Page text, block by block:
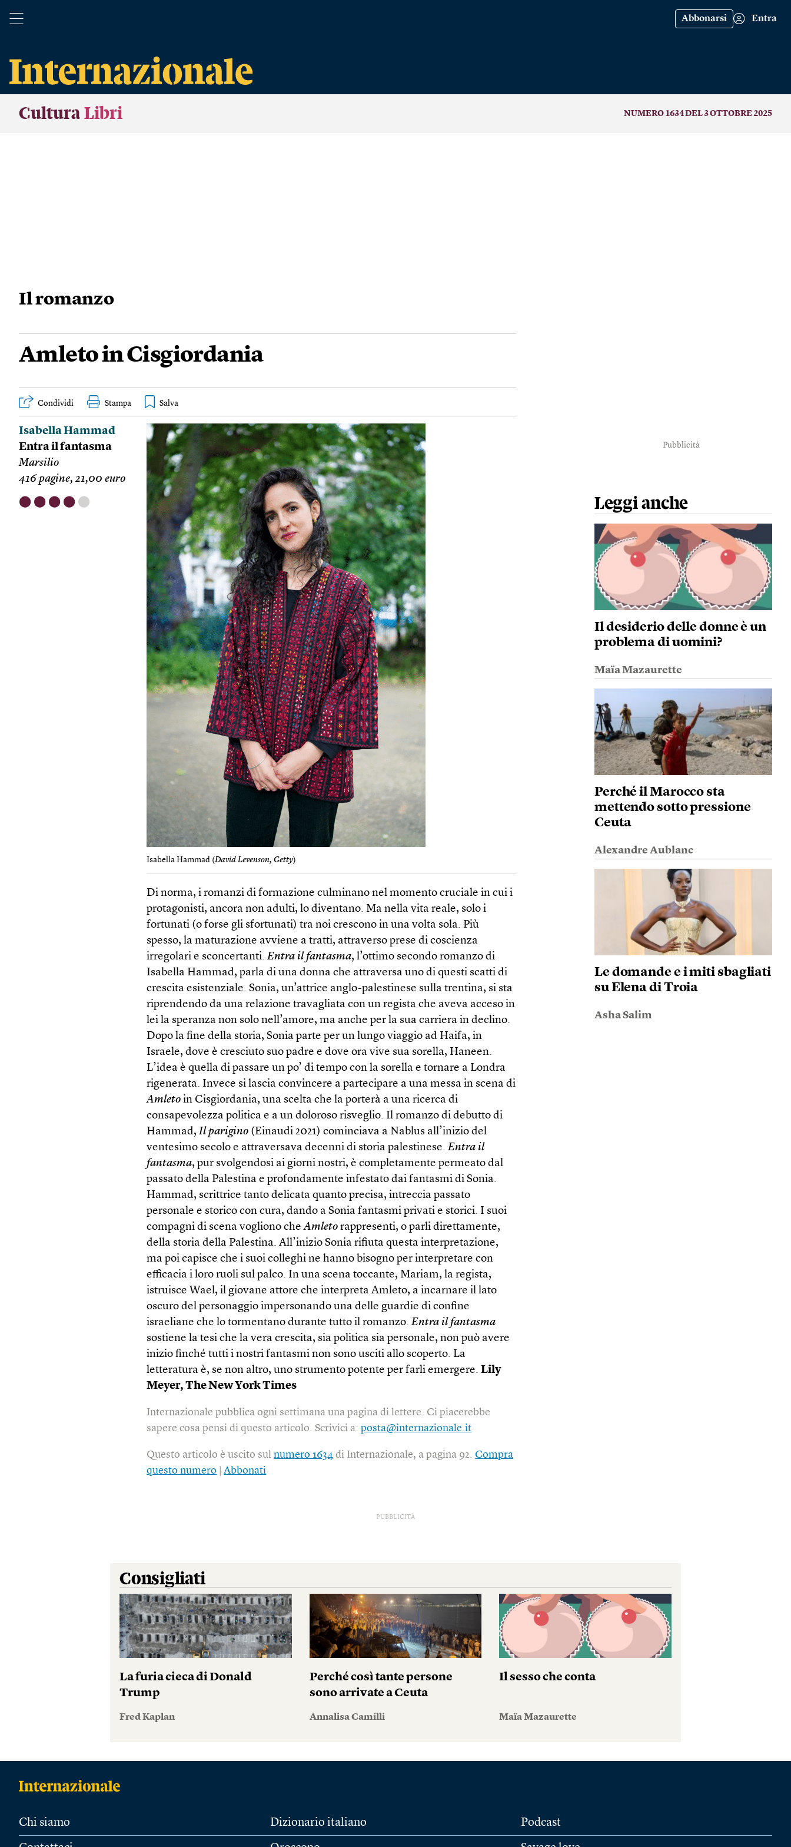
Abbonarsi Entra
Cultura Libri NUMERO 1634 DEL 3 OTTOBRE 2025
Il romanzo
Amleto in Cisgiordania
Condividi Stampa
Isabella Hammad
Entra il fantasma
Marsilio
416 pagine, 21,00 euro
⬤ ⬤ ⬤ ⬤ ⬤
Isabella Hammad (David Levenson, Getty)
Di norma, i romanzi di formazione culminano nel momento cruciale in cui i
protagonisti, ancora non adulti, lo diventano. Ma nella vita reale, solo i
fortunati (o forse gli sfortunati) tra noi crescono in una volta sola. Più
spesso, la maturazione avviene a tratti, attraverso prese di coscienza
irregolari e sconcertanti.Entra il fantasma, l’ottimo secondo romanzo di
Isabella Hammad, parla di una donna che attraversa uno di questi scatti di
crescita esistenziale. Sonia, un’attrice anglo-palestinese sulla trentina, si sta
riprendendo da una relazione travagliata con un regista che aveva acceso in
lei la speranza non solo nell’amore, ma anche per la sua carriera in declino.
Dopo la fine della storia, Sonia parte per un lungo viaggio ad Haifa, in
Israele, dove è cresciuto suo padre e dove ora vive sua sorella, Haneen.
L’idea è quella di passare un po’ di tempo con la sorella e tornare a Londra
rigenerata. Invece si lascia convincere a partecipare a una messa in scena di
Amleto in Cisgiordania, una scelta che la porterà a una ricerca di
consapevolezza politica e a un doloroso risveglio. Il romanzo di debutto di
Hammad,Il parigino (Einaudi 2021) cominciava a Nablus all’inizio del
ventesimo secolo e attraversava decenni di storia palestinese.Entra il
fantasma, pur svolgendosi ai giorni nostri, è completamente permeato dal
passato della Palestina e profondamente infestato dai fantasmi di Sonia.
Hammad, scrittrice tanto delicata quanto precisa, intreccia passato
personale e storico con cura, dando a Sonia fantasmi privati e storici. I suoi
compagni di scena vogliono cheAmleto rappresenti, o parli direttamente,
della storia della Palestina. All’inizio Sonia rifiuta questa interpretazione,
ma poi capisce che i suoi colleghi ne hanno bisogno per interpretare con
efficacia i loro ruoli sul palco. In una scena toccante, Mariam, la regista,
istruisce Wael, il giovane attore che interpreta Amleto, a incarnare il lato
oscuro del personaggio impersonando una delle guardie di confine
israeliane che lo tormentano durante tutto il romanzo.Entra il fantasma
sostiene la tesi che la vera crescita, sia politica sia personale, non può avere
inizio finché tutti i nostri fantasmi non sono usciti allo scoperto. La
letteratura è, se non altro, uno strumento potente per farli emergere.Lily
Meyer, The New York Times
Internazionale pubblica ogni settimana una pagina di lettere. Ci piacerebbe
sapere cosa pensi di questo articolo. Scrivici a:posta@internazionale.it
Questo articolo è uscito sulnumero 1634 di Internazionale, a pagina 92.Compra
questo numero |Abbonati
Pubblicità
Leggi anche
Il desiderio delle donne è un
problema di uomini?
Maïa Mazaurette
Perché il Marocco sta
mettendo sotto pressione
Ceuta
Alexandre Aublanc
Le domande e i miti sbagliati
su Elena di Troia
Asha Salim
PUBBLICITÀ
Consigliati
La furia cieca di Donald
Trump
Fred Kaplan
Perché così tante persone
sono arrivate a Ceuta
Annalisa Camilli
Il sesso che conta
Maïa Mazaurette
Chi siamo Dizionario italiano Podcast